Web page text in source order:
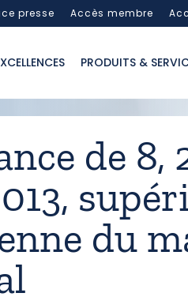
presse Accès membre
PRODUITS &
de 8,
du